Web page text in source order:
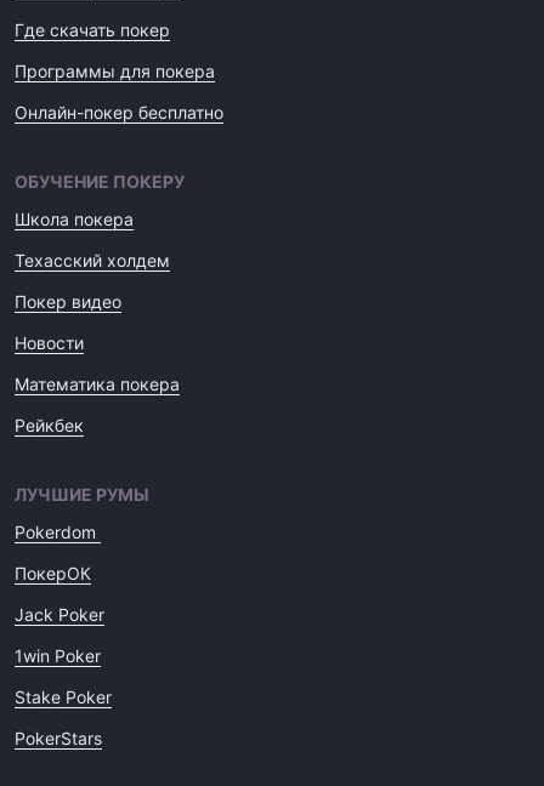
Где скачать покер
Программы для покера
Онлайн-покер бесплатно
ОБУЧЕНИЕ ПОКЕРУ
Школа покера
Техасский холдем
Покер видео
Новости
Математика покера
Рейкбек
ЛУЧШИЕ РУМЫ
Pokerdom
ПокерОК
Jack Poker
1win Poker
Stake Poker
PokerStars